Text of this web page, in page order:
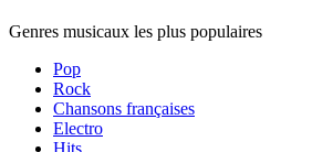
Genres musicaux les plus populaires
Pop
Rock
Chansons françaises
Electro